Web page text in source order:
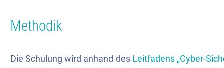
Methodik
Die Schulung wird anhand des Leitfadens „Cyber-